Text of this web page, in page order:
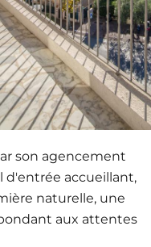
son agencement
d'entrée accueillant,
naturelle, une
aux attentes